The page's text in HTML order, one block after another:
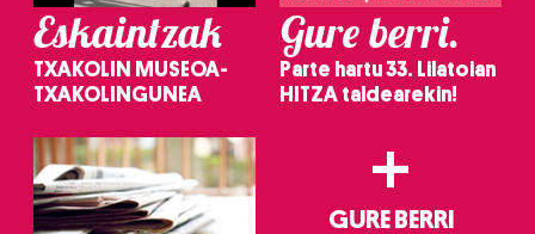
Eskaintzak
TXAKOLIN MUSEOA-
TXAKOLINGUNEA
Gure berri.
Parte hartu 33. Lilatoian
HITZA taldearekin!
+
GURE BERRI